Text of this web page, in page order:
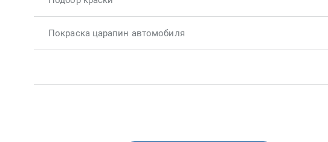
Покраска царапин автомобиля